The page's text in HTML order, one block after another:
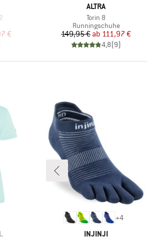
Preis
€
MARKE
ALTRA
Artikel
Torin 8
Produktgruppe
Runningschuhe
Preis
149,95 € reduzierter Preis
ab 111,97 €
4,8(9)
+4
MARKE
INJINJI